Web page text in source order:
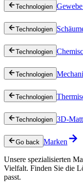
Technologien
Technologien
Technologien
Technologien
Technologien
Technologien 3D-
Go back Marken
Unsere spezialisierten
Vielfalt. Finden Sie die
passt.